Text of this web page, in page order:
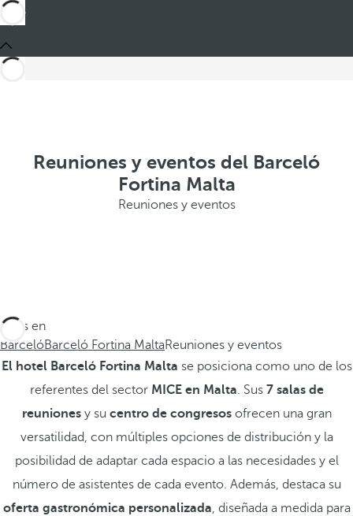
Reuniones y eventos del Barceló
Fortina Malta
Reuniones y eventos
Estás en
BarcelóBarceló Fortina MaltaReuniones y eventos
El hotel Barceló Fortina Malta se posiciona como uno de los
referentes del sector MICE en Malta. Sus 7 salas de
reunionesy su centro de congresosofrecen una gran
versatilidad, con múltiples opciones de distribución y la
posibilidad de adaptar cada espacio a las necesidades y el
número de asistentes de cada evento. Además, destaca su
oferta gastronómica personalizada, diseñada a medida para